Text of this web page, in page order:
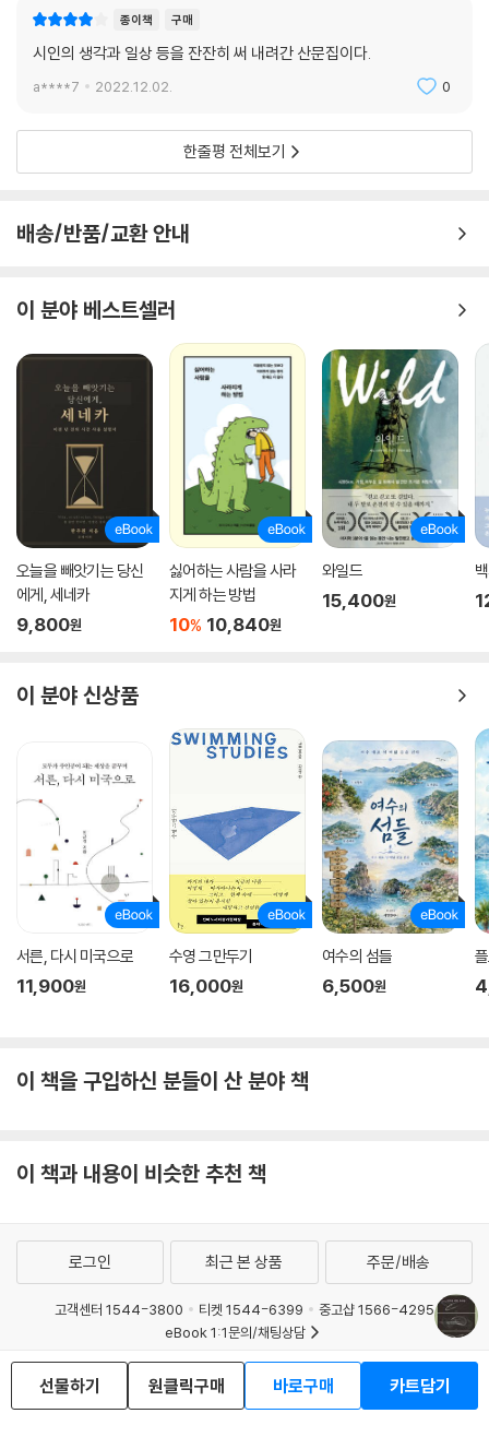
종이책 구매
시인의 생각과 일상 등을 잔잔히 써 내려간 산문집이다.
a****7 2022.12.02. 0
한줄평 전체보기
배송/반품/교환 안내
이 분야 베스트셀러
오늘을 빼앗기는 당신
에게, 세네카
9,800원
싫어하는 사람을 사라
지게 하는 방법
10% 10,840원
와일드
15,400원
이 분야 신상품
서른, 다시 미국으로
11,900원
수영 그만두기
16,000원
여수의 섬들
6,500원
이 책을 구입하신 분들이 산 분야 책
이 책과 내용이 비슷한 추천 책
선물하기 원클릭구매 바로구매 카트담기
로그인 최근 본 상품 주문/배송
고객센터 1544-3800 티켓 1544-6399
중고샵 1566-4295
eBook 1:1문의/채팅상담
예스이십사(주) 사업자 정보
이용약관
개인정보처리방침
청소년보호정책